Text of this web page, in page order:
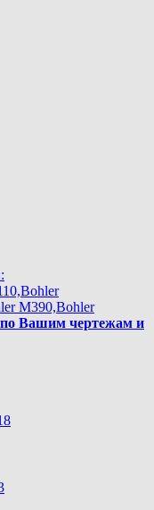
М390,Bohler
по Вашим чертежам и